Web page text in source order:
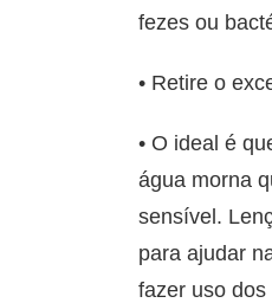
fezes ou
• Retire o
• O ideal é
água morna
sensível.
para ajudar
fazer uso